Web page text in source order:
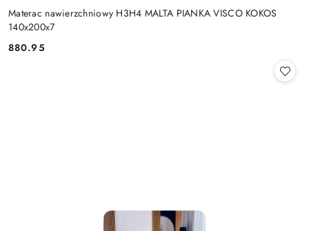
Materac nawierzchniowy H3H4 MALTA PIANKA VISCO KOKOS
140x200x7
Cena:
880.95